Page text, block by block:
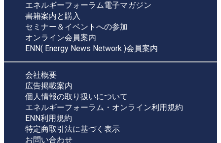
エネルギーフォーラム電子マガジン
書籍案内と購入
セミナー＆イベントへの参加
オンライン会員案内
ENN( Energy News Network )会員案内
会社概要
広告掲載案内
個人情報の取り扱いについて
エネルギーフォーラム・オンライン利用規約
ENN利用規約
特定商取引法に基づく表示
お問い合わせ